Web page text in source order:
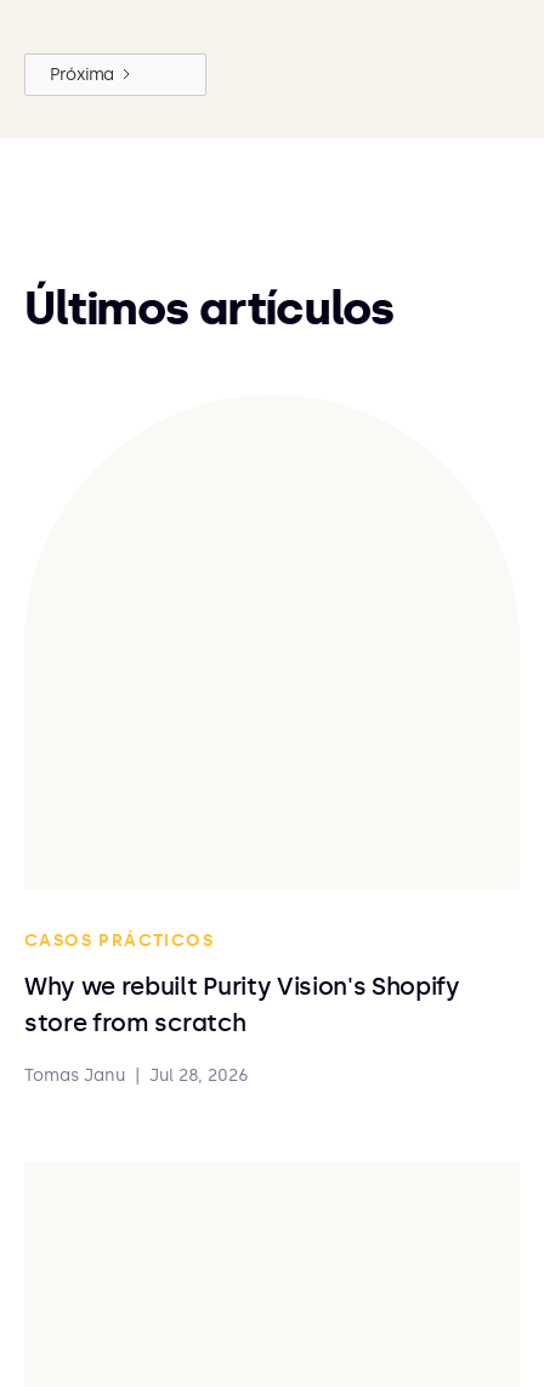
Próxima
Últimos artículos
CASOS PRÁCTICOS
Why we rebuilt Purity Vision's Shopify
store from scratch
Tomas Janu Jul 28, 2026